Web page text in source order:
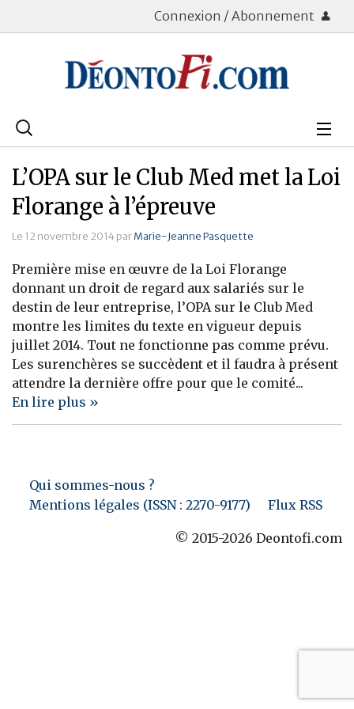
Connexion / Abonnement
Rechercher
Bourse
Placements
Assurance Vie
Patrimoine
Immobilier
Banque
L’OPA sur le Club Med met la Loi
Florange à l’épreuve
Le 12 novembre 2014 parMarie-Jeanne Pasquette
Première mise en œuvre de la Loi Florange
donnant un droit de regard aux salariés sur le
destin de leur entreprise, l’OPA sur le Club Med
montre les limites du texte en vigueur depuis
juillet 2014. Tout ne fonctionne pas comme prévu.
Les surenchères se succèdent et il faudra à présent
attendre la dernière offre pour que le comité...
En lire plus »
Qui sommes-nous ?
Mentions légales (ISSN : 2270-9177)
Flux RSS
© 2015-2026 Deontofi.com